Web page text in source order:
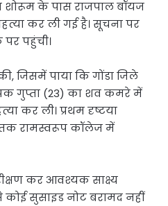
शोरूम के पास राजपाल बॉयज
कर ली गई है। सूचना पर
पहुंची।
जिसमें पाया कि गोंडा जिले
गुप्ता (23) का शव कमरे में
कर ली। प्रथम दृष्टया
रामस्वरूप कॉलेज में
कर आवश्यक साक्ष्य
सुसाइड नोट बरामद नहीं